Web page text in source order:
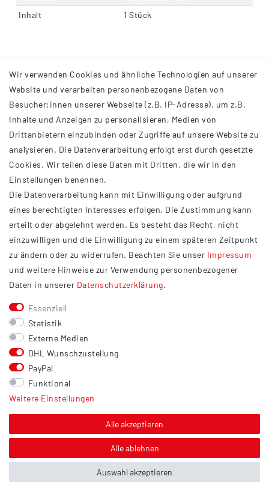
Inhalt
1 Stück
INFORMATIONEN
AGB
Impressum
Datenschutzerklärung
Widerrufsrecht
Barrierefreiheit
Service
Kontakt
Versand
Zahlung
Vertrag widerrufen
Sonstiges
Hinweis zur Entsorgung von Altbatterien & Altöl
Über uns
Wir verwenden Cookies und ähnliche Technologien auf unserer
Website und verarbeiten personenbezogene Daten von
Besucher:innen unserer Webseite (z.B. IP-Adresse), um z.B.
Inhalte und Anzeigen zu personalisieren, Medien von
Drittanbietern einzubinden oder Zugriffe auf unsere Website zu
analysieren. Die Datenverarbeitung erfolgt erst durch gesetzte
Cookies. Wir teilen diese Daten mit Dritten, die wir in den
Einstellungen benennen.
Die Datenverarbeitung kann mit Einwilligung oder aufgrund
eines berechtigten Interesses erfolgen. Die Zustimmung kann
erteilt oder abgelehnt werden. Es besteht das Recht, nicht
einzuwilligen und die Einwilligung zu einem späteren Zeitpunkt
zu ändern oder zu widerrufen. Beachten Sie unser Impressum
und weitere Hinweise zur Verwendung personenbezogener
Daten in unserer Daten­schutz­erklärung.
Essenziell
Statistik
Externe Medien
DHL Wunschzustellung
PayPal
Funktional
Weitere Einstellungen
Alle akzeptieren
Alle ablehnen
Auswahl akzeptieren